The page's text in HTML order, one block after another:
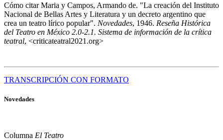
Cómo citarMaria y Campos, Armando de. "La creación del Instituto
Nacional de Bellas Artes y Literatura y un decreto argentino que
crea un teatro lírico popular". Novedades, 1946. Reseña Histórica
del Teatro en México 2.0-2.1. Sistema de información de la crítica
teatral, <criticateatral2021.org>
TRANSCRIPCIÓN CON FORMATO
Novedades
Columna El Teatro